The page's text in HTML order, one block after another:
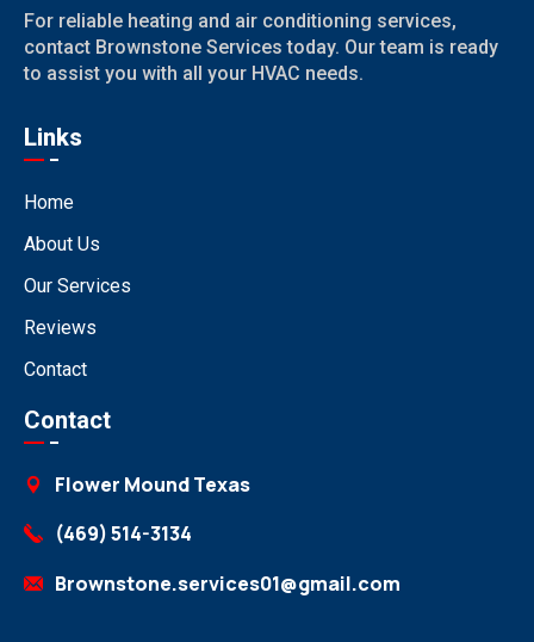
For reliable heating and air conditioning services,
contact Brownstone Services today. Our team is ready
to assist you with all your HVAC needs.
Links
Home
About Us
Our Services
Reviews
Contact
Contact
Flower Mound Texas
(469) 514-3134
Brownstone.services01@gmail.com